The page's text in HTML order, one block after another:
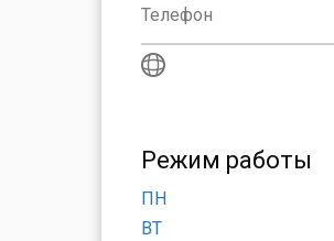
Телефон
Режим работы
ПН
ВТ